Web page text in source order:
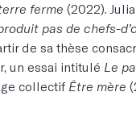
ferme (2022).
pas de chefs-
de sa thèse
un essai intitulé Le
collectif Être mère